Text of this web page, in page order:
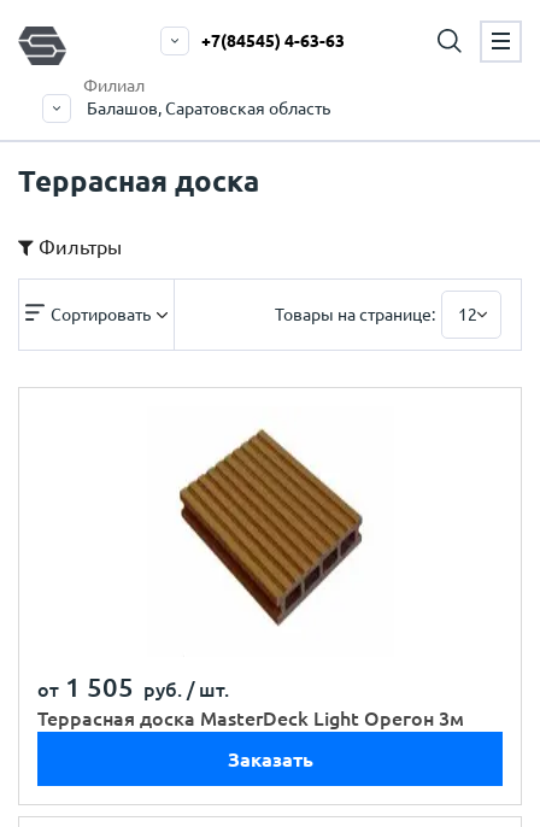
Филиал
Балашов, Саратовская область
+7(84545) 4-63-63
Террасная доска
Фильтры
Сортировать Товары на странице: 12
от 1 505 руб. / шт.
Террасная доска MasterDeck Light Орегон 3м
Заказать